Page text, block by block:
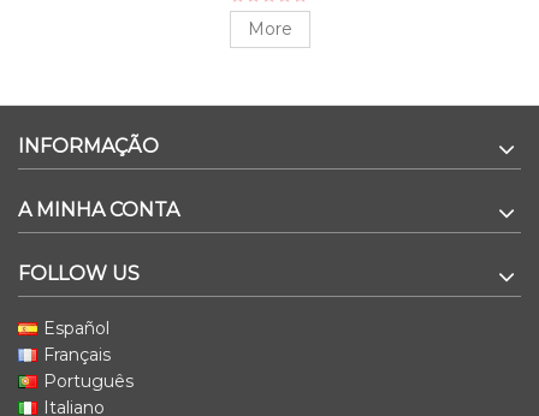
More
INFORMAÇÃO
A MINHA CONTA
FOLLOW US
Español
Français
Português
Italiano